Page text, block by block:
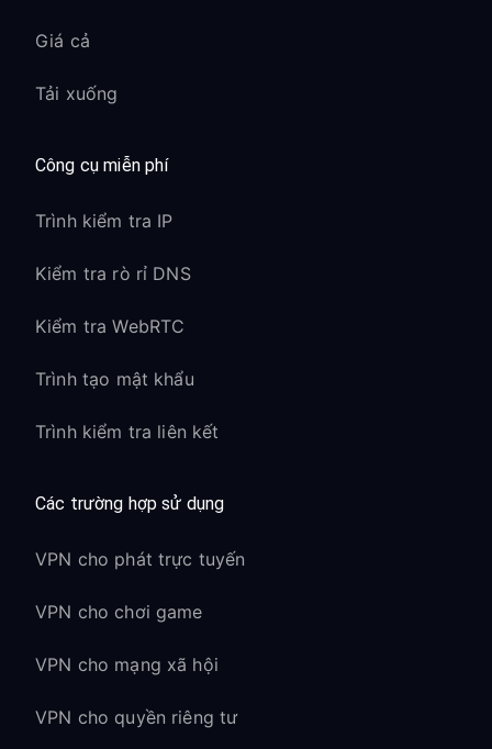
Giá cả
Tải xuống
Công cụ miễn phí
Trình kiểm tra IP
Kiểm tra rò rỉ DNS
Kiểm tra WebRTC
Trình tạo mật khẩu
Trình kiểm tra liên kết
Các trường hợp sử dụng
VPN cho phát trực tuyến
VPN cho chơi game
VPN cho mạng xã hội
VPN cho quyền riêng tư